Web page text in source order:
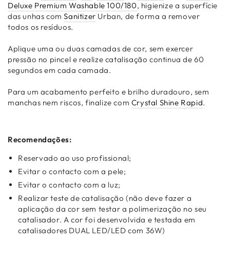
Deluxe Premium Washable 100/180, higienize a superfície
das unhas comSanitizer Urban, de forma a remover
todos os resíduos.
Aplique uma ou duas camadas de cor, sem exercer
pressão no pincel e realize catalisação continua de 60
segundos em cada camada.
Para um acabamento perfeito e brilho duradouro, sem
manchas nem riscos, finalize com Crystal Shine Rapid.
Recomendações:
Reservado ao uso profissional;
Evitar o contacto com a pele;
Evitar o contacto com a luz;
Realizar teste de catalisação (não deve fazer a
aplicação da cor sem testar a polimerização no seu
catalisador. A cor foi desenvolvida e testada em
catalisadores DUAL LED/LED com 36W)